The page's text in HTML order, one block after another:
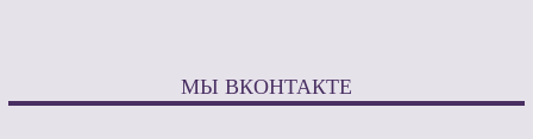
МЫ ВКОНТАКТЕ